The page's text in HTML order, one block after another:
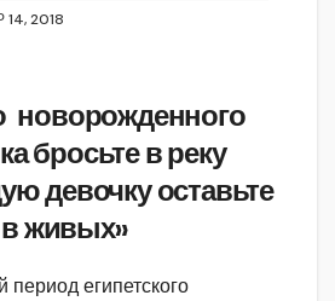
14, 2018
новорожденного
бросьте в реку
девочку оставьте
в живых»
египетского